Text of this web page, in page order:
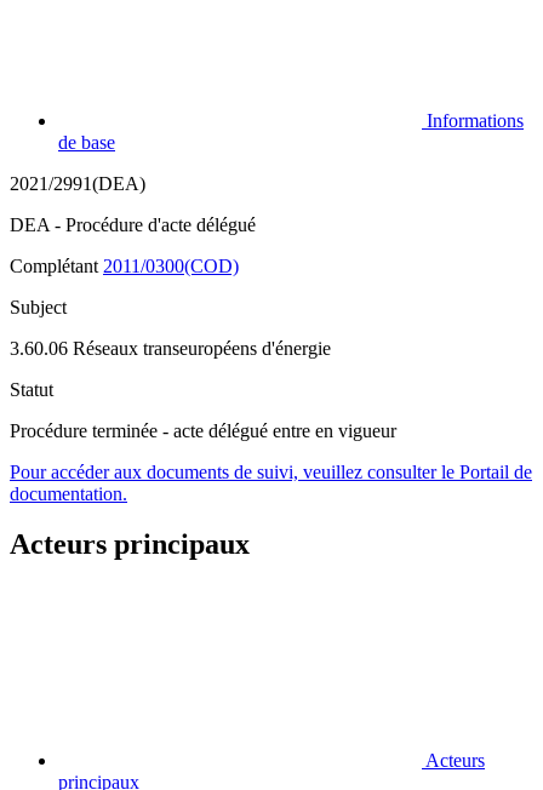
Informations
de base
2021/2991(DEA)
DEA - Procédure d'acte délégué
Complétant 2011/0300(COD)
Subject
3.60.06 Réseaux transeuropéens d'énergie
Statut
Procédure terminée - acte délégué entre en vigueur
Pour accéder aux documents de suivi, veuillez consulter le Portail de
documentation.
Acteurs principaux
Acteurs
principaux